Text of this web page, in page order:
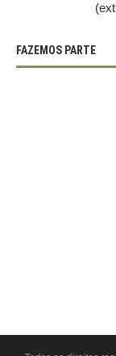
FAZEMOS PARTE